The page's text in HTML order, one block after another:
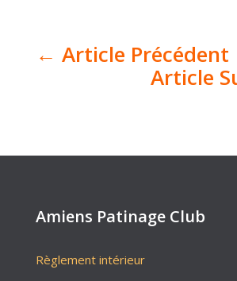
← Article Précédent
Article
Amiens Patinage Club
Règlement intérieur